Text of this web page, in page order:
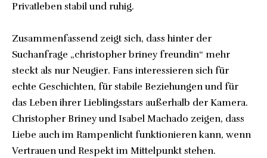
Privatleben stabil und ruhig.
Zusammenfassend zeigt sich, dass hinter der
Suchanfrage „christopher briney freundin“ mehr
steckt als nur Neugier. Fans interessieren sich für
echte Geschichten, für stabile Beziehungen und für
das Leben ihrer Lieblingsstars außerhalb der Kamera.
Christopher Briney und Isabel Machado zeigen, dass
Liebe auch im Rampenlicht funktionieren kann, wenn
Vertrauen und Respekt im Mittelpunkt stehen.